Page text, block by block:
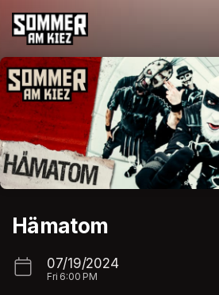
Skip header
Hämatom
07/19/2024
Fri 6:00 PM